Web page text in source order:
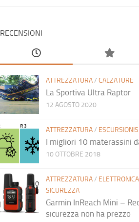
RECENSIONI
ATTREZZATURA/ CALZATURE
La Sportiva Ultra Raptor
12 AGOSTO 2020
ATTREZZATURA/
I migliori 10 materassini
10 OTTOBRE 2018
ATTREZZATURA/ ELETTRONICA
SICUREZZA
Garmin InReach Mini –
sicurezza non ha prezzo